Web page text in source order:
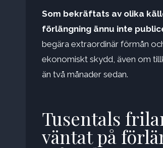
Som bekräftats av olika
förlängning ännu inte
begära extraordinär förmån
ekonomiskt skydd, även om
än två månader sedan.
Tusentals
väntat på